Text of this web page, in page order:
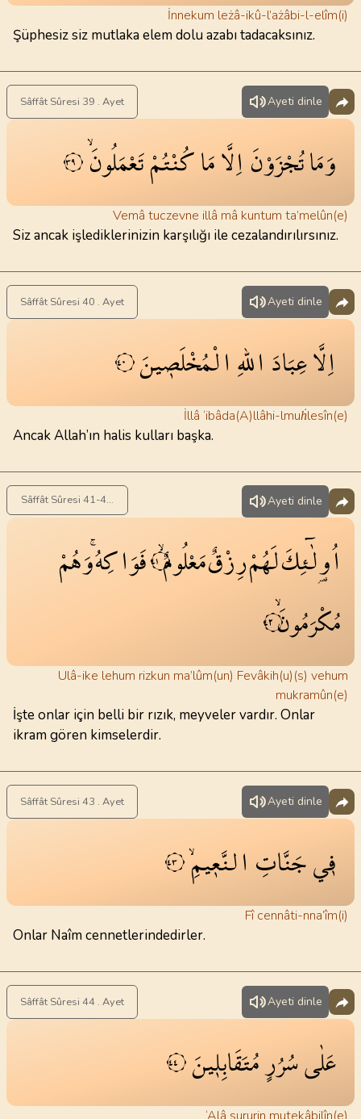
İnnekum leżâ-ikû-l’ażâbi-l-elîm(i)
Şüphesiz siz mutlaka elem dolu azabı tadacaksınız.
Sâffât Sûresi 39 . Ayet Ayeti dinle
وَمَاتُجْزَوْنَاِلَّامَاكُنْتُمْتَعْمَلُونَۙ ٣٩
Vemâ tuczevne illâ mâ kuntum ta’melûn(e)
Siz ancak işlediklerinizin karşılığı ile cezalandırılırsınız.
Sâffât Sûresi 40 . Ayet Ayeti dinle
اِلَّاعِبَادَ اللّٰهِالْمُخْلَص۪ينَ ٤٠
İllâ ‘ibâda(A)llâhi-lmuḣlesîn(e)
Ancak Allah’ın halis kulları başka.
Sâffât Sûresi 41-42 . Ayet Ayeti dinle
اُو۬لٰٓئِكَلَهُمْرِزْقٌمَعْلُومٌۙ٤١فَوَا‌كِهُۚوَهُمْ
مُكْرَمُونَۙ٤٢
Ulâ-ike lehum rizkun ma’lûm(un) Fevâkih(u)(s) vehum
mukramûn(e)
İşte onlar için belli bir rızık, meyveler vardır. Onlar
ikram gören kimselerdir.
Sâffât Sûresi 43 . Ayet Ayeti dinle
ف۪يجَنَّاتِ النَّع۪يمِۙ ٤٣
Fî cennâti-nna’îm(i)
Onlar Naîm cennetlerindedirler.
Sâffât Sûresi 44 . Ayet Ayeti dinle
عَلٰىسُرُرٍمُتَقَابِل۪ينَ ٤٤